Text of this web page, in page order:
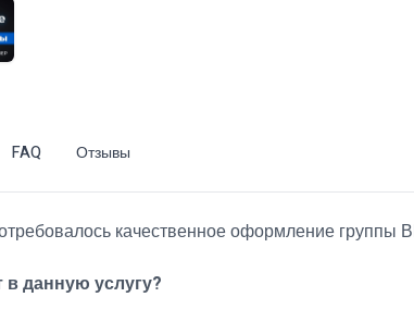
FAQ Отзывы
качественное оформление группы
в данную услугу?